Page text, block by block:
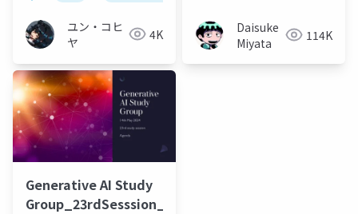
ユン・コヒ
ヤ
4K
Daisuke
Miyata
114K
Generative AI Study
Group_23rdSesssion_20240514